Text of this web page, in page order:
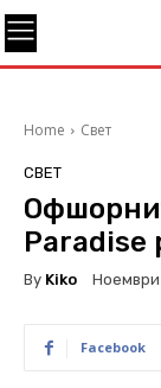
Home Свет
СВЕТ
Paradise
By Kiko Ноември
Facebook